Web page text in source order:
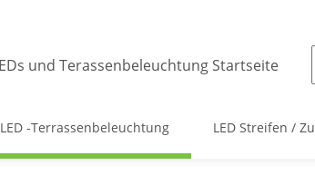
LED -Terrassenbeleuchtung LED Streifen /